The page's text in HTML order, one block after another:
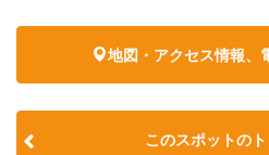
地図・アクセス情報、
このスポットの